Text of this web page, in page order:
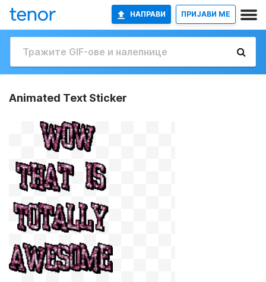
НАПРАВИ ПРИЈАВИ МЕ
Animated Text Sticker